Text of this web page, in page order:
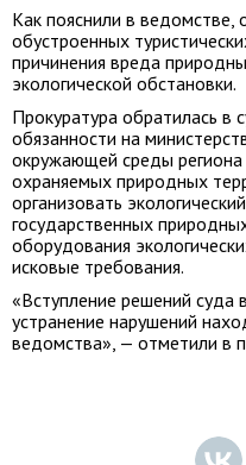
Как пояснили в ведомстве,
обустроенных
причинения вреда
экологической обстановки.
Прокуратура обратилась в
обязанности на
окружающей среды
охраняемых природных
организовать
государственных
оборудования
исковые требования.
«Вступление решений суда
устранение нарушений
ведомства», — отметили в